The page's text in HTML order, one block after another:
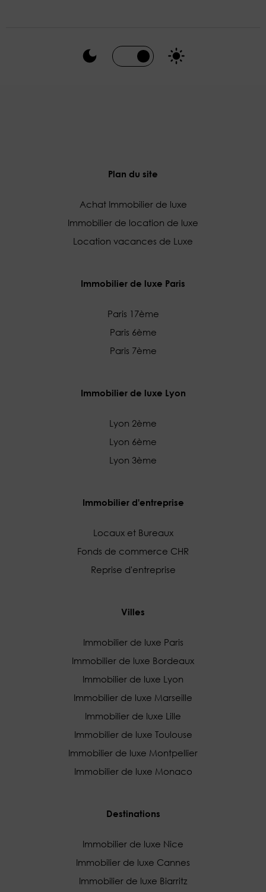
Plan du site
Achat Immobilier de luxe
Immobilier de location de luxe
Location vacances de Luxe
Immobilier de luxe Paris
Paris 17ème
Paris 6ème
Paris 7ème
Immobilier de luxe Lyon
Lyon 2ème
Lyon 6ème
Lyon 3ème
Immobilier d'entreprise
Locaux et Bureaux
Fonds de commerce CHR
Reprise d'entreprise
Villes
Immobilier de luxe Paris
Immobilier de luxe Bordeaux
Immobilier de luxe Lyon
Immobilier de luxe Marseille
Immobilier de luxe Lille
Immobilier de luxe Toulouse
Immobilier de luxe Montpellier
Immobilier de luxe Monaco
Destinations
Immobilier de luxe Nice
Immobilier de luxe Cannes
Immobilier de luxe Biarritz